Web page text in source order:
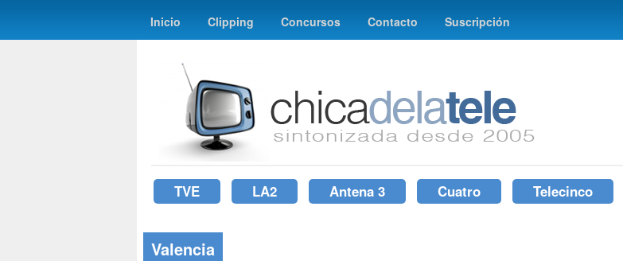
Inicio Clipping Concursos Contacto Suscripción
TVE LA2 Antena 3 Cuatro Telecinco
Valencia